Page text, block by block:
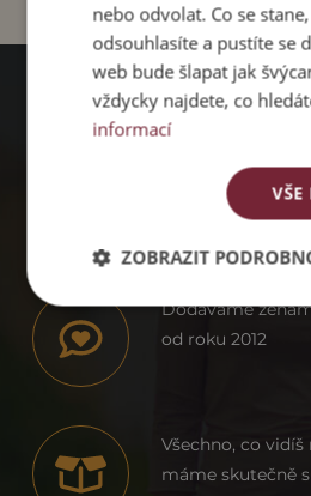
PROČ
Dodáváme
od roku 2012
Všechno, co vidíš
máme skutečně
nebo odvolat. Co se
odsouhlasíte a pustíte se
web bude šlapat jak
vždycky najdete, co
informací
VŠE
ZOBRAZIT